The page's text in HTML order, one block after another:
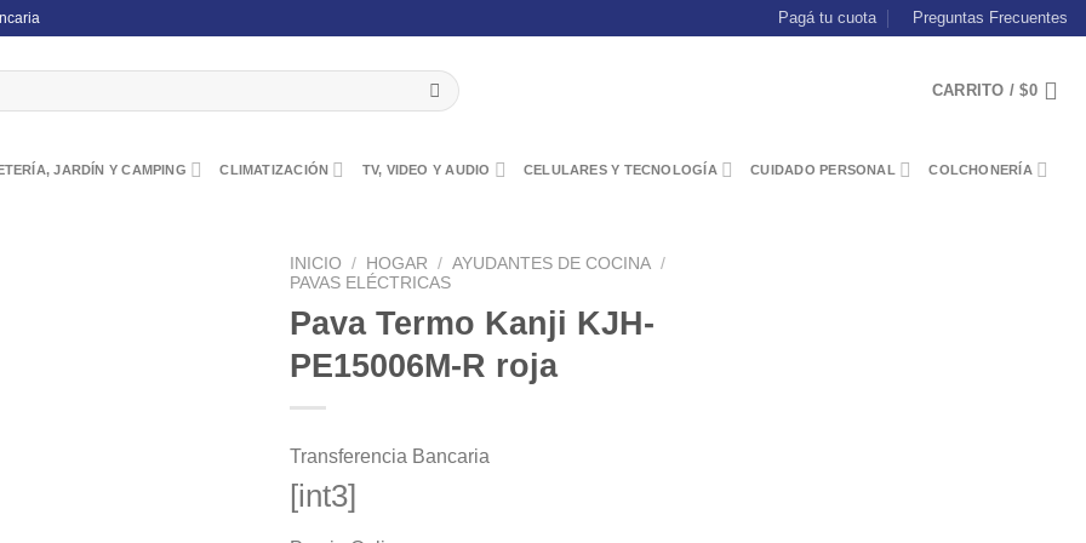
Pagá tu cuota Preguntas Frecuentes
CARRITO /$0
JARDÍN Y CAMPING CLIMATIZACIÓN TV, VIDEO Y AUDIO CELULARES Y TECNOLOGÍA CUIDADO PERSONAL COLCHONERÍA
INICIO / HOGAR / AYUDANTES DE COCINA /
PAVAS ELÉCTRICAS
Pava Termo Kanji KJH-
PE15006M-R roja
Transferencia Bancaria
[int3]